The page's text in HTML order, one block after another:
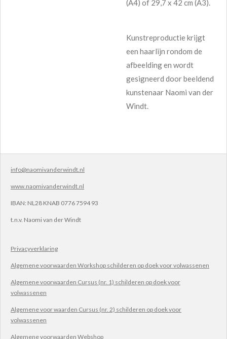
(A4) of 29,7 x 42 cm (A3).
Kunstreproductie krijgt
een haarlijn rondom de
afbeelding en wordt
gesigneerd door beeldend
kunstenaar Naomi van der
Windt.
info@naomivanderwindt.nl
www.naomivanderwindt.nl
IBAN: NL28 KNAB 0776 7594 93
t.n.v. Naomi van der Windt
Privacyverklaring
Algemene voorwaarden Workshop schilderen op doek voor volwassenen
Algemene voorwaarden Cursus (nr. 1) schilderen op doek voor
volwassenen
Algemene voor waarden Cursus (nr. 2) schilderen op doek voor
volwassenen
Algemene voorwaarden Webshop